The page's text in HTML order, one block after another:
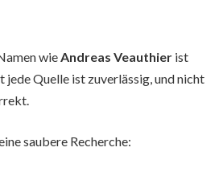
wie Andreas Veauthier ist
Quelle ist zuverlässig, und nicht
saubere Recherche: